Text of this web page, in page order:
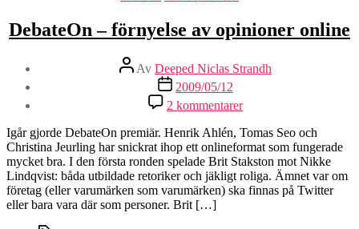
DebateOn – förnyelse av opinioner online
Inläggsförfattare
Av Deeped Niclas Strandh
Inläggsdatum
2009/05/12
2 kommentarertill
DebateOn
–
förnyelse
av
opinioner
online
Igår gjorde DebateOn premiär. Henrik Ahlén, Tomas Seo och
Christina Jeurling har snickrat ihop ett onlineformat som fungerade
mycket bra. I den första ronden spelade Brit Stakston mot Nikke
Lindqvist: båda utbildade retoriker och jäkligt roliga. Ämnet var om
företag (eller varumärken som varumärken) ska finnas på Twitter
eller bara vara där som personer. Brit […]